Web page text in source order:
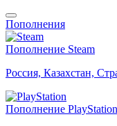
Пополнения
Пополнение Steam
Россия, Казахстан,
Пополнение PlayStation